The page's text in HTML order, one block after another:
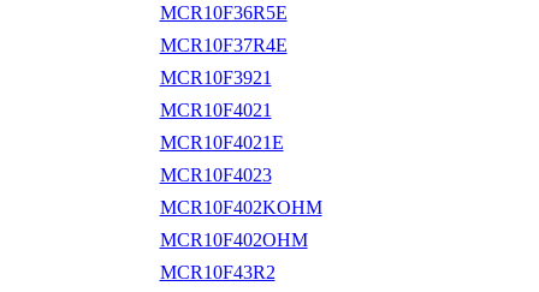
MCR10F36R5E
MCR10F37R4E
MCR10F3921
MCR10F4021
MCR10F4021E
MCR10F4023
MCR10F402KOHM
MCR10F402OHM
MCR10F43R2